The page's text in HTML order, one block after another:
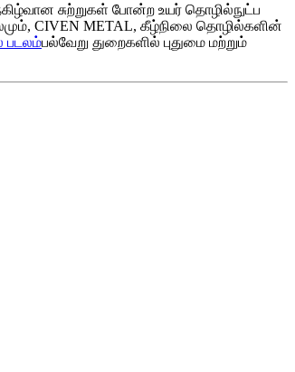
சுற்றுகள் போன்ற உயர் தொழில்நுட்ப
CIVEN METAL, கீழ்நிலை தொழில்களின்
படலம்பல்வேறு துறைகளில் புதுமை மற்றும்